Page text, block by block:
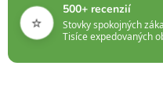
⭐
500+ recenzií
Stovky spokojných
Tisíce expedovaných